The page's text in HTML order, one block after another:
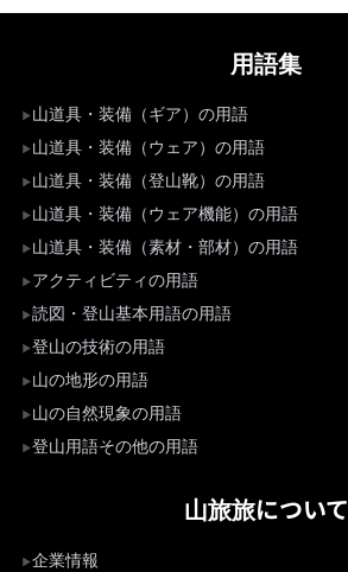
用語集
山道具・装備（ギア）の用語
山道具・装備（ウェア）の用語
山道具・装備（登山靴）の用語
山道具・装備（ウェア機能）の用語
山道具・装備（素材・部材）の用語
アクティビティの用語
読図・登山基本用語の用語
登山の技術の用語
山の地形の用語
山の自然現象の用語
登山用語その他の用語
山旅旅について
企業情報